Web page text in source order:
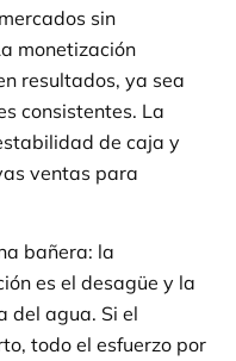
sin
monetización
resultados, ya sea
consistentes. La
de caja y
ventas para
bañera: la
es el desagüe y la
del agua. Si el
todo el esfuerzo por